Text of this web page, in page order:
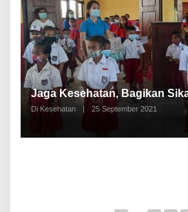
Jaga Kesehatan, Bagikan
Di Kesehatan | 25 September 2021